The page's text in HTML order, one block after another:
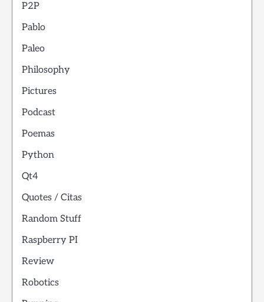
P2P
Pablo
Paleo
Philosophy
Pictures
Podcast
Poemas
Python
Qt4
Quotes / Citas
Random Stuff
Raspberry PI
Review
Robotics